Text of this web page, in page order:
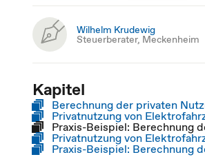
Wilhelm Krudewig
Steuerberater, Meckenheim
Kapitel
Berechnung der privaten
Privatnutzung von
Praxis-Beispiel: Berechnung
Privatnutzung von
Praxis-Beispiel: Berechnung